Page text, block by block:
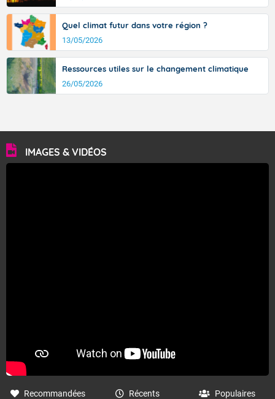
Quel climat futur dans votre région ?
13/05/2026
Ressources utiles sur le changement climatique
26/05/2026
IMAGES & VIDÉOS
Recommandées Récents Populaires